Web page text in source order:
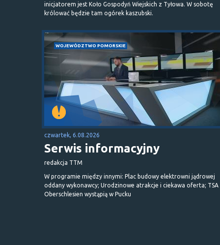
inicjatorem jest Koło Gospodyń Wiejskich z Tyłowa. W sobotę
królować będzie tam ogórek kaszubski.
WOJEWÓDZTWO POMORSKIE
czwartek, 6.08.2026
Serwis informacyjny
redakcja TTM
W programie między innymi: Plac budowy elektrowni jądrowej
oddany wykonawcy; Urodzinowe atrakcje i ciekawa oferta; TSA
Oberschlesien wystąpią w Pucku